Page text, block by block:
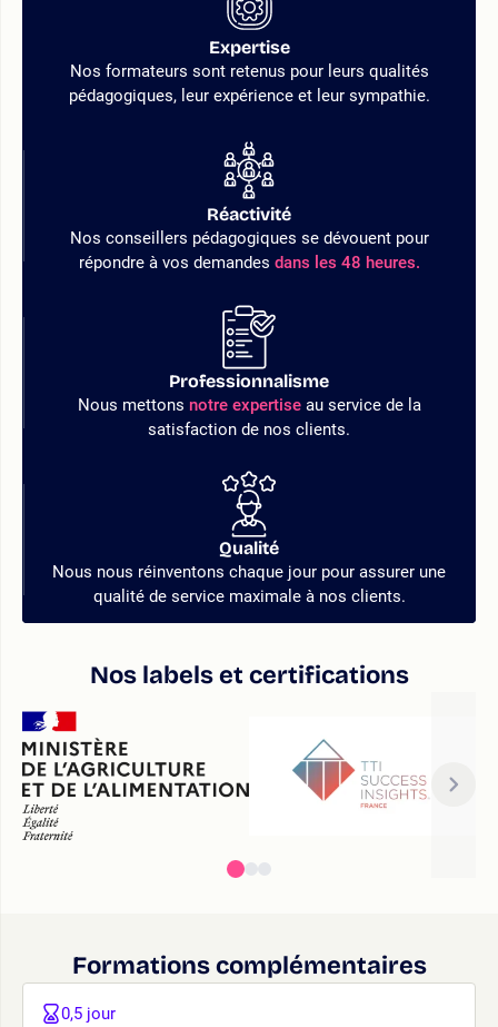
Expertise
Nos formateurs sont retenus pour leurs qualités
pédagogiques, leur expérience et leur sympathie.
Réactivité
Nos conseillers pédagogiques se dévouent pour
répondre à vos demandes dans les 48 heures.
Professionnalisme
Nous mettons notre expertiseau service de la
satisfaction de nos clients.
Qualité
Nous nous réinventons chaque jour pour assurer une
qualité de service maximale à nos clients.
Nos labels et certifications
Formations complémentaires
0,5 jour